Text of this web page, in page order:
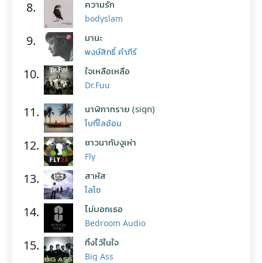
8. ความรัก
bodyslam
9. มานะ
พงษ์สิทธิ์ คำภีร์
10. ใจเหลือเหลือ
Dr.Fuu
11. นาฬิกาทราย (sign)
โบกี้ไลอ้อน
12. ชาวนากับงูเห่า
Fly
13. สาหัส
โลโซ
14. ไม่บอกเธอ
Bedroom Audio
15. ทิ้งไว้ในใจ
Big Ass